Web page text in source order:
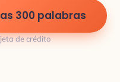
300 palabras
de crédito